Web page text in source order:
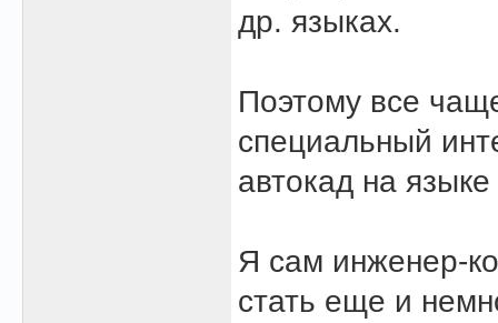
др. языках.
Поэтому все
специальный
автокад на
Я сам инженер-
стать еще и